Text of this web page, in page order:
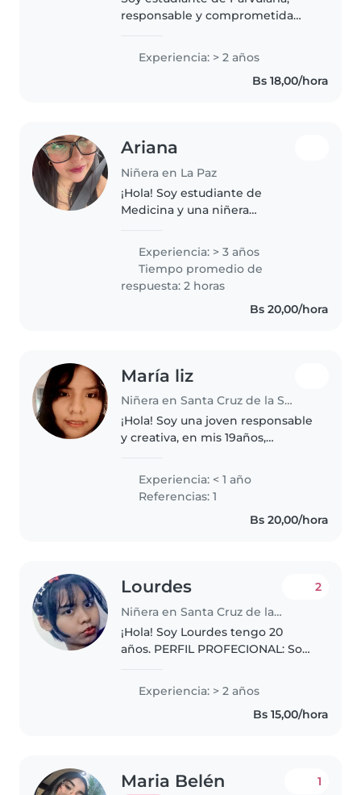
responsable y comprometida
con cariño. Trabajo en un centro
infantil.
Experiencia: > 2 años
Bs 18,00/hora
Ariana
Niñera en La Paz
¡Hola! Soy estudiante de
Medicina y una niñera
niños de diferentes edades,
especialmente porque desde
joven ayudé a cuidar..
Experiencia: > 3 años
Tiempo promedio de
respuesta: 2 horas
Bs 20,00/hora
María liz
Niñera en Santa Cruz de la Sierra
¡Hola! Soy una joven responsable
y creativa, en mis 19años,
niños. Tengo experiencia con
niños en edad escolar y me
Experiencia: < 1 año
Referencias: 1
Bs 20,00/hora
Lourdes
Niñera en Santa Cruz de la Sierra
2
¡Hola! Soy Lourdes tengo 20
años. PERFIL PROFECIONAL: Soy
alegra. Me gusta enseñar, jugar,
escuchar y acompañar a niñas y
niños en actividades recreativas..
Experiencia: > 2 años
Bs 15,00/hora
Maria Belén 1